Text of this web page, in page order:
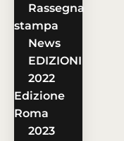
Rassegna
stampa
News
EDIZIONI
2022
Edizione
Roma
2023